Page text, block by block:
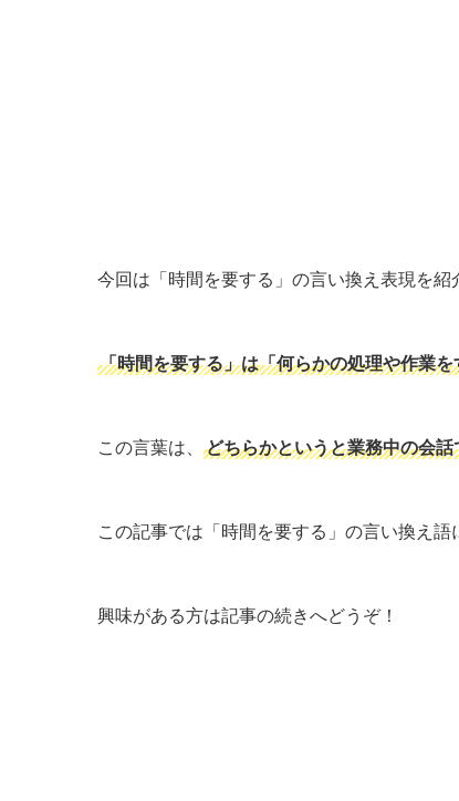
今回は「時間を要する」の言い換え表現を紹
「時間を要する」は「何らかの処理や作業
この言葉は、 どちらかというと業務中の会
この記事では「時間を要する」の言い換え語
興味がある方は記事の続きへどうぞ！